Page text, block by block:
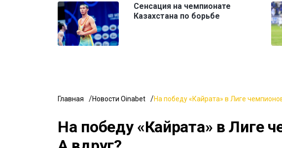
Сенсация на чемпионате
Казахстана по борьбе
Главная Новости Oinabet На победу «Кайрата» в Лиге
На победу «Кайрата» в Лиге